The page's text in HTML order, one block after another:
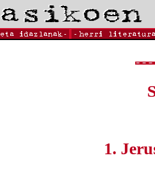
1.